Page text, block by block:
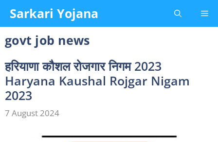
content
Sarkari Yojana
govt job news
हरियाणा कौशल रोजगार निगम 2023
Haryana Kaushal Rojgar Nigam
2023
7 August 2024